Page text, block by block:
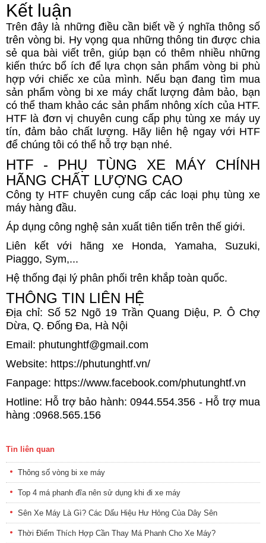
Kết luận
Trên đây là những điều cần biết về ý nghĩa thông số
trên vòng bi. Hy vọng qua những thông tin được chia
sẻ qua bài viết trên, giúp bạn có thêm nhiều những
kiến thức bổ ích để lựa chọn sản phẩm vòng bi phù
hợp với chiếc xe của mình. Nếu bạn đang tìm mua
sản phẩm vòng bi xe máy chất lượng đảm bảo, bạn
có thể tham khảo các sản phẩm nhông xích của HTF.
HTF là đơn vị chuyên cung cấp phụ tùng xe máy uy
tín, đảm bảo chất lượng. Hãy liên hệ ngay với HTF
để chúng tôi có thể hỗ trợ bạn nhé.
HTF - PHỤ TÙNG XE MÁY CHÍNH
HÃNG CHẤT LƯỢNG CAO
Công ty HTF chuyên cung cấp các loại phụ tùng xe
máy hàng đầu.
Áp dụng công nghệ sản xuất tiên tiến trên thế giới.
Liên kết với hãng xe Honda, Yamaha, Suzuki,
Piaggo, Sym,...
Hệ thống đại lý phân phối trên khắp toàn quốc.
THÔNG TIN LIÊN HỆ
Địa chỉ: Số 52 Ngõ 19 Trần Quang Diệu, P. Ô Chợ
Dừa, Q. Đống Đa, Hà Nội
Email: phutunghtf@gmail.com
Website: https://phutunghtf.vn/
Fanpage: https://www.facebook.com/phutunghtf.vn
Hotline: Hỗ trợ bảo hành: 0944.554.356 - Hỗ trợ mua
hàng :0968.565.156
Tin liên quan
Thông số vòng bi xe máy
Top 4 má phanh đĩa nên sử dụng khi đi xe máy
Sên Xe Máy Là Gì? Các Dấu Hiệu Hư Hỏng Của Dây Sên
Thời Điểm Thích Hợp Cần Thay Má Phanh Cho Xe Máy?